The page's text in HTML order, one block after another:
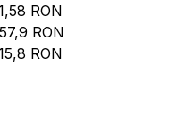
RON
RON
RON